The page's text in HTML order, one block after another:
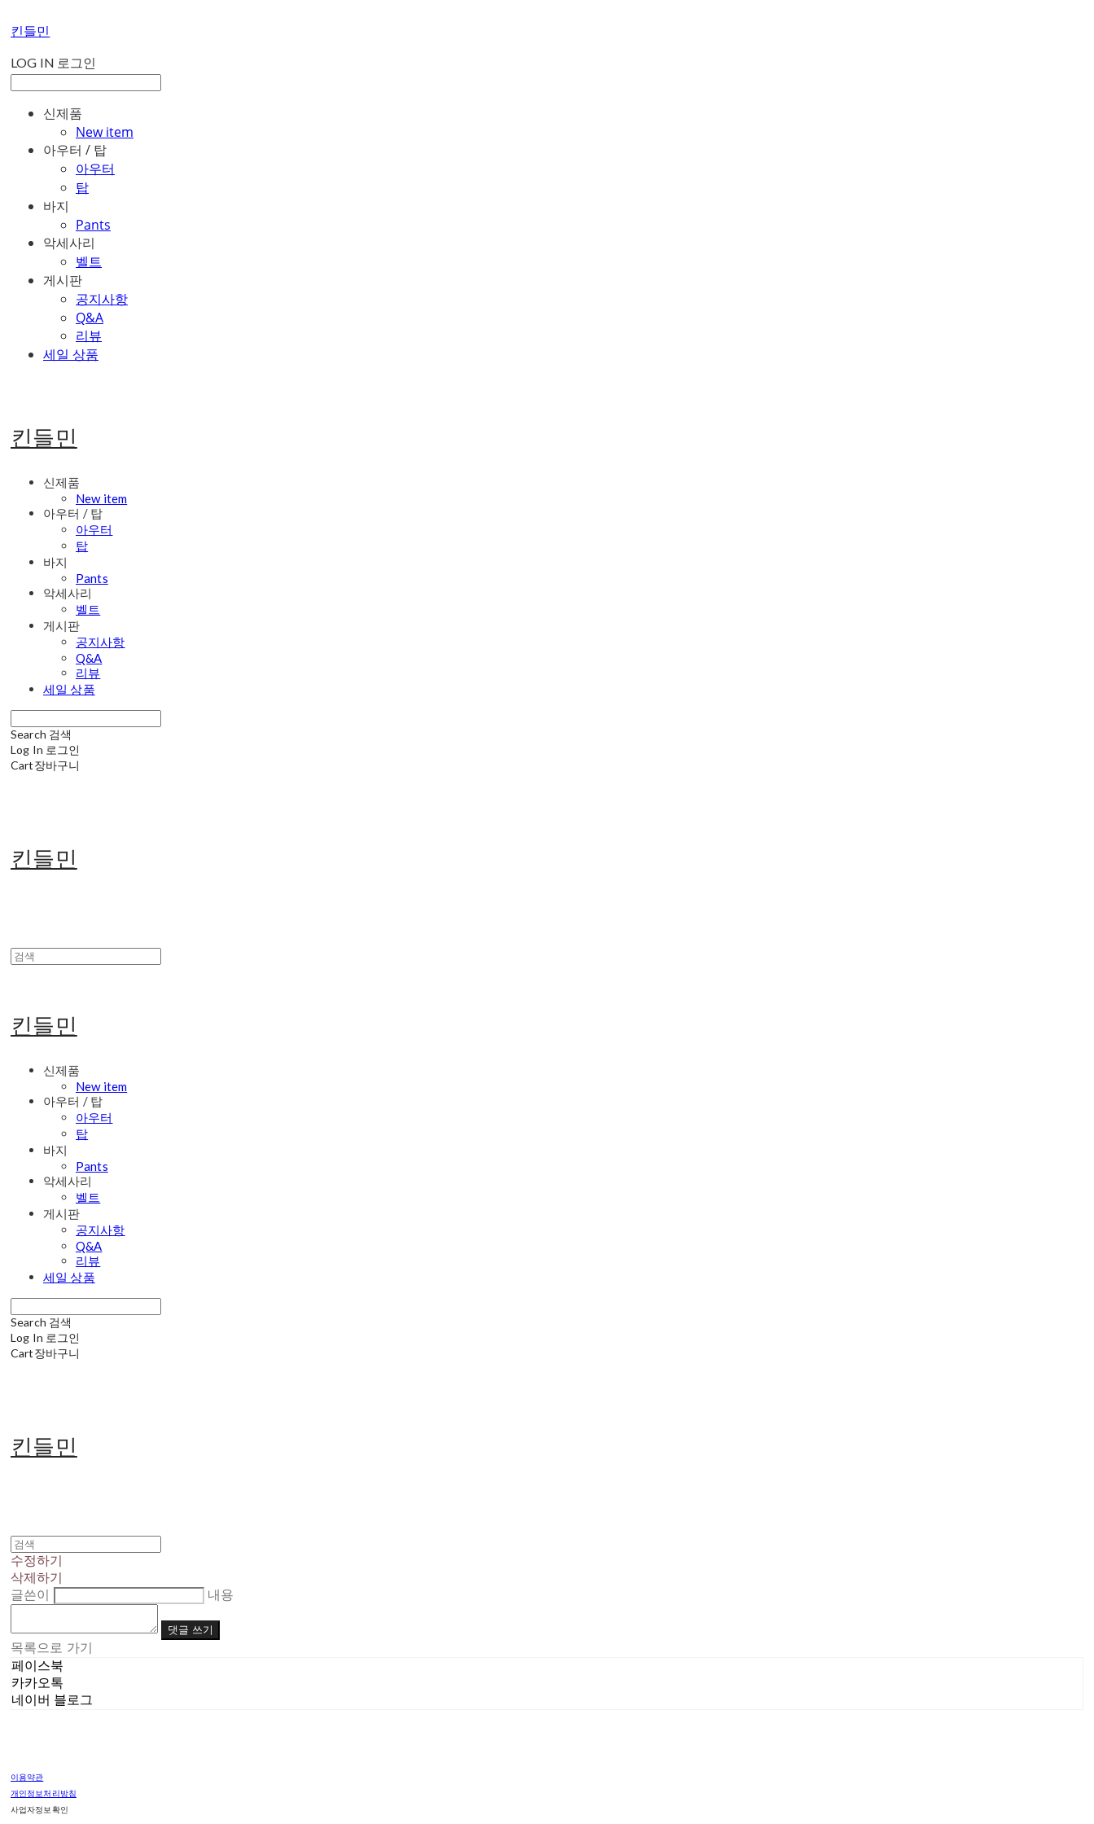
킨들민
LOG IN 로그인
신제품
New item
아우터 / 탑
아우터
탑
바지
Pants
악세사리
벨트
게시판
공지사항
Q&A
리뷰
세일 상품
킨들민
신제품
New item
아우터 / 탑
아우터
탑
바지
Pants
악세사리
벨트
게시판
공지사항
Q&A
리뷰
세일 상품
Search 검색
Log In 로그인
Cart장바구니
킨들민
킨들민
신제품
New item
아우터 / 탑
아우터
탑
바지
Pants
악세사리
벨트
게시판
공지사항
Q&A
리뷰
세일 상품
Search 검색
Log In 로그인
Cart장바구니
킨들민
수정하기
삭제하기
글쓴이
내용
댓글 쓰기
목록으로 가기
페이스북
카카오톡
네이버 블로그
이용약관
개인정보처리방침
사업자정보확인